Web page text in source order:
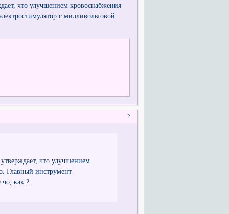
что улучшением кровоснабжения
с милливольтовой
2
что улучшением
Главный инструмент
как ?..